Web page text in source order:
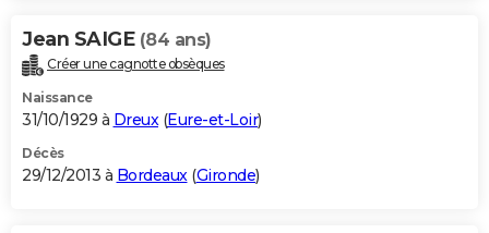
Jean SAIGE (84 ans)
Créer une cagnotte obsèques
Naissance
31/10/1929 à Dreux(Eure-et-Loir)
Décès
29/12/2013 à Bordeaux(Gironde)